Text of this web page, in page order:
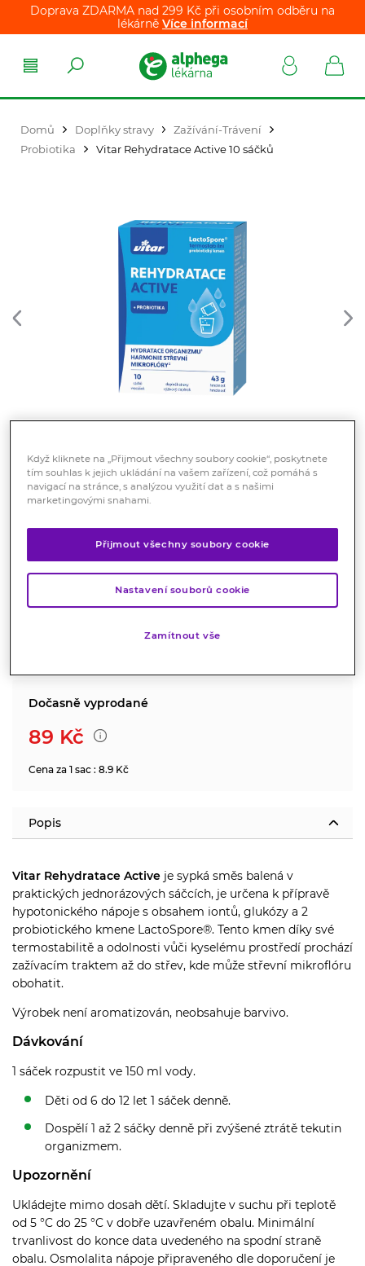
Doprava ZDARMA nad 299 Kč při osobním odběru na
lékárně Více informací
Domů Doplňky stravy
Zažívání-Trávení
Probiotika
Vitar Rehydratace Active 10 sáčků
Vitar Rehydratace Active 10
sáčků
Sypká směs k přípravě hypotonického nápoje s
Dočasně vyprodané
89 Kč
Cena za 1 sac : 8.9 Kč
Popis
Vitar Rehydratace Active je sypká směs balená v
praktických jednorázových sáčcích, je určena k přípravě
hypotonického nápoje s obsahem iontů, glukózy a 2
probiotického kmene LactoSpore®. Tento kmen díky své
termostabilitě a odolnosti vůči kyselému prostředí prochází
zažívacím traktem až do střev, kde může střevní mikroflóru
obohatit.
Výrobek není aromatizován, neobsahuje barvivo.
Dávkování
1 sáček rozpustit ve 150 ml vody.
Děti od 6 do 12 let 1 sáček denně.
Dospělí 1 až 2 sáčky denně při zvýšené ztrátě tekutin
organizmem.
Upozornění
Ukládejte mimo dosah dětí. Skladujte v suchu při teplotě
od 5 °C do 25 °C v dobře uzavřeném obalu. Minimální
trvanlivost do konce data uvedeného na spodní straně
obalu. Osmolalita nápoje připraveného dle doporučení je
Když kliknete na „Přijmout všechny soubory cookie“, poskytnete
tím souhlas k jejich ukládání na vašem zařízení, což pomáhá s
navigací na stránce, s analýzou využití dat a s našimi
marketingovými snahami.
Přijmout všechny soubory cookie
Nastavení souborů cookie
Zamítnout vše